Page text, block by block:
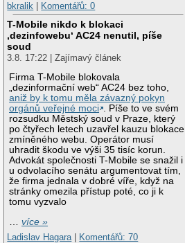
bkralik
Komentářů: 0
T-Mobile nikdo k blokaci
‚dezinfowebu‘ AC24 nenutil, píše
soud
3.8. 17:22 | Zajímavý článek
Firma T-Mobile blokovala
„dezinformační web“ AC24 bez toho,
aniž by k tomu měla závazný pokyn
orgánů veřejné moci . Píše to ve svém
rozsudku Městský soud v Praze, který
po čtyřech letech uzavřel kauzu blokace
zmíněného webu. Operátor musí
uhradit škodu ve výši 35 tisíc korun.
Advokát společnosti T-Mobile se snažil i
u odvolacího senátu argumentovat tím,
že firma jednala v dobré víře, když na
stránky omezila přístup poté, co ji k
tomu vyzvalo
…více »
Ladislav Hagara | Komentářů: 70